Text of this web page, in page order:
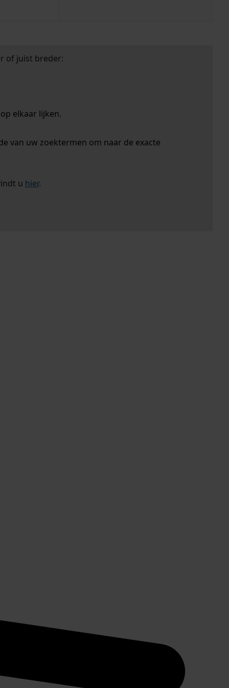
of juist breder:
elkaar lijken.
van uw zoektermen om naar de exacte
u hier.